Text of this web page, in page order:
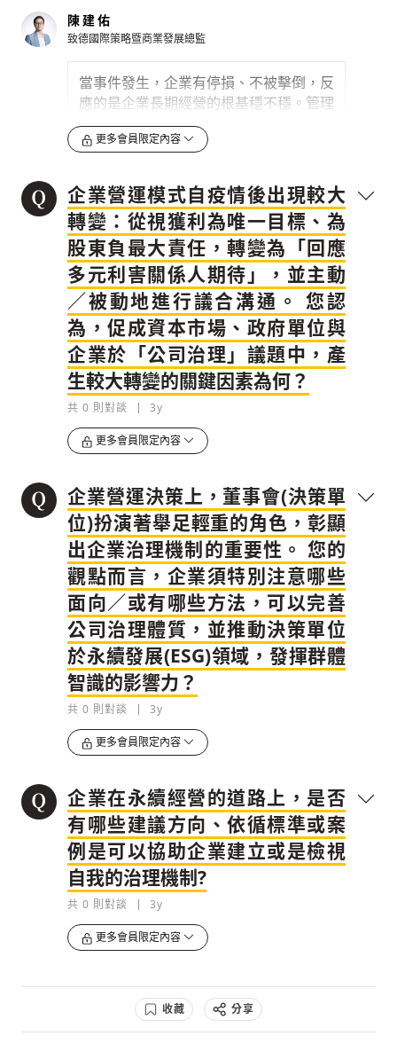
檢舉留言
陳建佑
致德國際策略暨商業發展總監
當事件發生，企業有停損、不被擊倒，反
應的是企業長期經營的根基穩不穩。管理
機制的建立 、內控風險有沒有被提出
來，會是重點。風險分成兩個部分，一個
機制建立好，這是可以被保護好的。推特
的例子，可能討論的是董事會等內部的機
制是不是可以做得更好？...
0 3y
檢舉留言
更多會員限定內容
企業營運模式自疫情後出現較大
轉變：從視獲利為唯一目標、為
股東負最大責任，轉變為「回應
多元利害關係人期待」，並主動
／被動地進行議合溝通。 您認
為，促成資本市場、政府單位與
企業於「公司治理」議題中，產
生較大轉變的關鍵因素為何？
共 0 則對談 3y
更多會員限定內容
企業營運決策上，董事會(決策單
位)扮演著舉足輕重的角色，彰顯
出企業治理機制的重要性。 您的
觀點而言，企業須特別注意哪些
面向／或有哪些方法，可以完善
公司治理體質，並推動決策單位
於永續發展(ESG)領域，發揮群體
智識的影響力？
共 0 則對談 3y
更多會員限定內容
企業在永續經營的道路上，是否
有哪些建議方向、依循標準或案
例是可以協助企業建立或是檢視
自我的治理機制?
共 0 則對談 3y
更多會員限定內容
收藏 分享